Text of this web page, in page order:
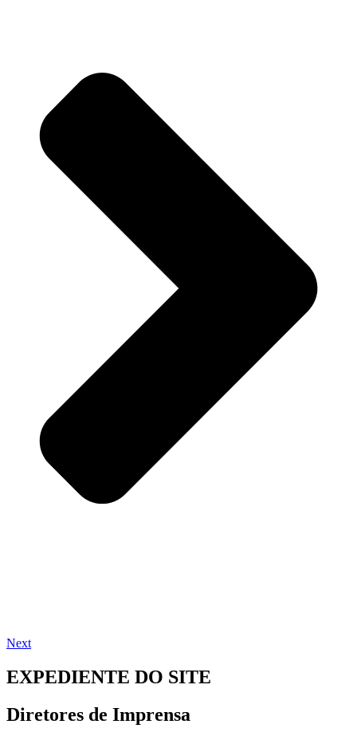
Next
EXPEDIENTE DO SITE
Diretores de Imprensa